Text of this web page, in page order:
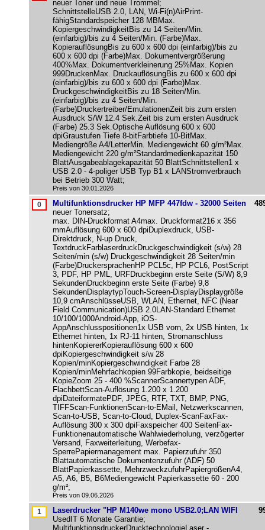
neuer Toner und neue Trommel;
SchnittstelleUSB 2.0, LAN, Wi-Fi(n)AirPrint-
fähigStandardspeicher 128 MBMax.
KopiergeschwindigkeitBis zu 14 Seiten/Min.
(einfarbig)/bis zu 4 Seiten/Min. (Farbe)Max.
KopierauflösungBis zu 600 x 600 dpi (einfarbig)/bis zu
600 x 600 dpi (Farbe)Max. Dokumentvergrößerung
400%Max. Dokumentverkleinerung 25%Max. Kopien
999DruckenMax. DruckauflösungBis zu 600 x 600 dpi
(einfarbig)/bis zu 600 x 600 dpi (Farbe)Max.
DruckgeschwindigkeitBis zu 18 Seiten/Min.
(einfarbig)/bis zu 4 Seiten/Min.
(Farbe)Druckertreiber/EmulationenZeit bis zum ersten
Ausdruck S/W 12.4 Sek.Zeit bis zum ersten Ausdruck
(Farbe) 25.3 Sek.Optische Auflösung 600 x 600
dpiGraustufen Tiefe 8-bitFarbtiefe 10-BitMax.
Mediengröße A4/LetterMin. Mediengewicht 60 g/m²Max.
Mediengewicht 220 g/m²Standardmedienkapazität 150
BlattAusgabeablagekapazität 50 BlattSchnittstellen1 x
USB 2.0 - 4-poliger USB Typ B1 x LANStromverbrauch
bei Betrieb 300 Watt;
Preis von 30.01.2026
Multifunktionsdrucker HP MFP 447fdw - 32000 Seiten
neuer Tonersatz;
max. DIN-Druckformat A4max. Druckformat216 x 356
mmAuflösung 600 x 600 dpiDuplexdruck, USB-
Direktdruck, N-up Druck,
TextdruckFarblaserdruckDruckgeschwindigkeit (s/w) 28
Seiten/min (s/w) Druckgeschwindigkeit 28 Seiten/min
(Farbe)DruckersprachenHP PCL5c, HP PCL6, PostScript
3, PDF, HP PML, URFDruckbeginn erste Seite (S/W) 8,9
SekundenDruckbeginn erste Seite (Farbe) 9,8
SekundenDisplaytypTouch-Screen-DisplayDisplaygröße
10,9 cmAnschlüsseUSB, WLAN, Ethernet, NFC (Near
Field Communication)USB 2.0LAN-Standard Ethernet
10/100/1000Android-App, iOS-
AppAnschlusspositionen1x USB vorn, 2x USB hinten, 1x
Ethernet hinten, 1x RJ-11 hinten, Stromanschluss
hintenKopiererKopierauflösung 600 x 600
dpiKopiergeschwindigkeit s/w 28
Kopien/minKopiergeschwindigkeit Farbe 28
Kopien/minMehrfachkopien 99Farbkopie, beidseitige
KopieZoom 25 - 400 %ScannerScannertypen ADF,
FlachbettScan-Auflösung 1.200 x 1.200
dpiDateiformatePDF, JPEG, RTF, TXT, BMP, PNG,
TIFFScan-FunktionenScan-to-EMail, Netzwerkscannen,
Scan-to-USB, Scan-to-Cloud, Duplex-ScanFaxFax-
Auflösung 300 x 300 dpiFaxspeicher 400 SeitenFax-
Funktionenautomatische Wahlwiederholung, verzögerter
Versand, Faxweiterleitung, Werbefax-
SperrePapiermanagement max. Papierzufuhr 350
Blattautomatische Dokumentenzufuhr (ADF) 50
BlattPapierkassette, MehrzweckzufuhrPapiergrößenA4,
A5, A6, B5, B6Mediengewicht Papierkassette 60 - 200
g/m²;
Preis von 09.06.2026
Laserdrucker "HP M140we mono USB2.0;LAN WIFI
UsedIT 6 Monate Garantie;
MultifunktionsdruckerDrucktechnologieLaser -